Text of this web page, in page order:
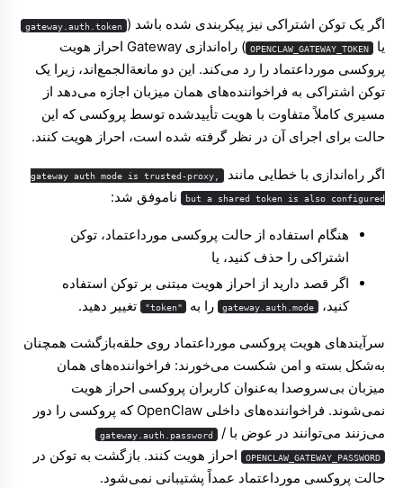
اگر یک توکن اشتراکی نیز پیکربندی شده باشد ( gateway.auth.token
یا OPENCLAW_GATEWAY_TOKEN
) راه‌اندازی Gateway احراز هویت
پروکسی مورداعتماد را رد می‌کند. این دو مانعةالجمع‌اند، زیرا یک
توکن اشتراکی به فراخواننده‌های همان میزبان اجازه می‌دهد از
مسیری کاملاً متفاوت با هویت تأییدشده توسط پروکسی که این
حالت برای اجرای آن در نظر گرفته شده است، احراز هویت کنند.
اگر راه‌اندازی با خطایی مانند gateway auth mode is trusted-proxy,
but a shared token is also configured ناموفق شد:
هنگام استفاده از حالت پروکسی مورداعتماد، توکن
اشتراکی را حذف کنید، یا
اگر قصد دارید از احراز هویت مبتنی بر توکن استفاده
کنید،
gateway.auth.mode را به "token" تغییر دهید.
سرآیندهای هویت پروکسی مورداعتماد روی حلقه‌بازگشت همچنان
به‌شکل بسته و امن شکست می‌خورند: فراخواننده‌های همان
میزبان بی‌سروصدا به‌عنوان کاربران پروکسی احراز هویت
نمی‌شوند. فراخواننده‌های داخلی OpenClaw که پروکسی را دور
می‌زنند می‌توانند در عوض با
gateway.auth.password /
OPENCLAW_GATEWAY_PASSWORD احراز هویت کنند. بازگشت به توکن در
حالت پروکسی مورداعتماد عمداً پشتیبانی نمی‌شود.